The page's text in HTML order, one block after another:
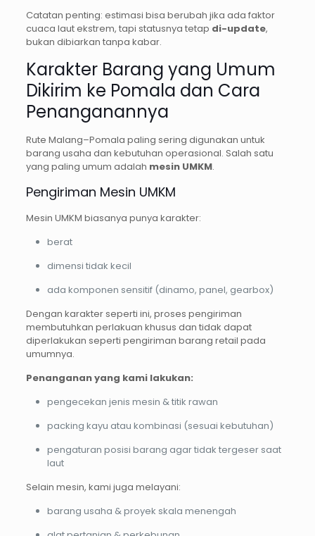
Catatan penting: estimasi bisa berubah jika ada faktor
cuaca laut ekstrem, tapi statusnya tetap di-update,
bukan dibiarkan tanpa kabar.
Karakter Barang yang Umum
Dikirim ke Pomala dan Cara
Penanganannya
Rute Malang–Pomala paling sering digunakan untuk
barang usaha dan kebutuhan operasional. Salah satu
yang paling umum adalah mesin UMKM.
Pengiriman Mesin UMKM
Mesin UMKM biasanya punya karakter:
berat
dimensi tidak kecil
ada komponen sensitif (dinamo, panel, gearbox)
Dengan karakter seperti ini, proses pengiriman
membutuhkan perlakuan khusus dan tidak dapat
diperlakukan seperti pengiriman barang retail pada
umumnya.
Penanganan yang kami lakukan:
pengecekan jenis mesin & titik rawan
packing kayu atau kombinasi (sesuai kebutuhan)
pengaturan posisi barang agar tidak tergeser saat
laut
Selain mesin, kami juga melayani:
barang usaha & proyek skala menengah